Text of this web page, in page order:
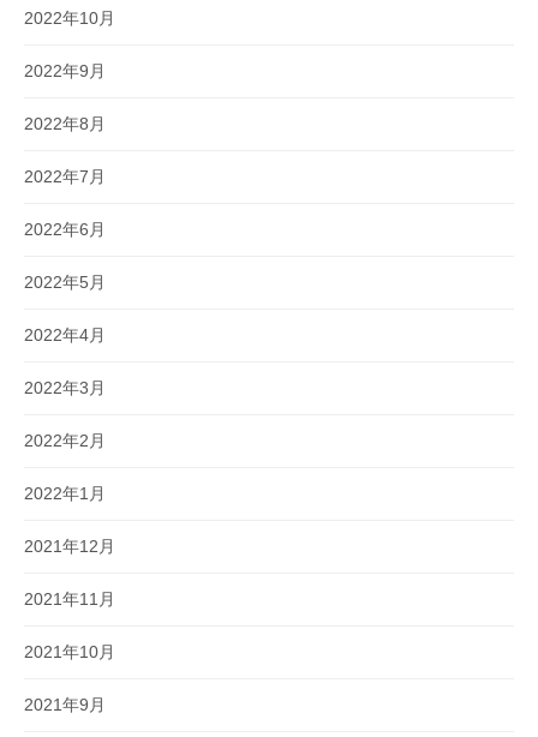
2022年10月
2022年9月
2022年8月
2022年7月
2022年6月
2022年5月
2022年4月
2022年3月
2022年2月
2022年1月
2021年12月
2021年11月
2021年10月
2021年9月